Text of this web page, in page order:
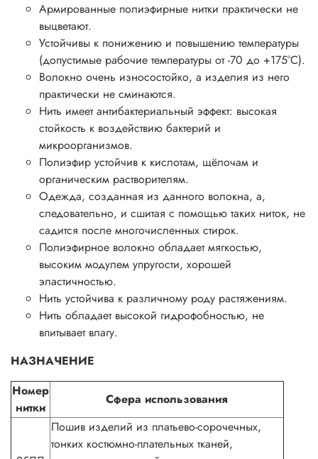
Армированные полиэфирные нитки практически не
выцветают.
Устойчивы к понижению и повышению температуры
(допустимые рабочие температуры от -70 до +175°С).
Волокно очень износостойко, а изделия из него
практически не сминаются.
Нить имеет антибактериальный эффект: высокая
стойкость к воздействию бактерий и
микроорганизмов.
Полиэфир устойчив к кислотам, щёлочам и
органическим растворителям.
Одежда, созданная из данного волокна, а,
следовательно, и сшитая с помощью таких ниток, не
садится после многочисленных стирок.
Полиэфирное волокно обладает мягкостью,
высоким модулем упругости, хорошей
эластичностью.
Нить устойчива к различному роду растяжениям.
Нить обладает высокой гидрофобностью, не
впитывает влагу.
НАЗНАЧЕНИЕ
Номер
нитки
Сфера использования
Пошив изделий из платьево-сорочечных,
тонких костюмно-плательных тканей,